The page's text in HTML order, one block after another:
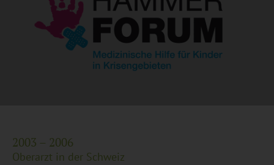
2003 – 2006
Ober­arzt in der Schweiz